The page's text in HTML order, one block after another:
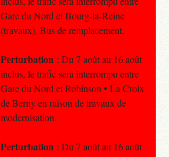
Gare du Nord et Bourg-la-Reine
(travaux). Bus de remplacement.
Perturbation : Du 7 août au 16 août
inclus, le trafic sera interrompu entre
Gare du Nord et Robinson • La Croix
de Berny en raison de travaux de
modernisation.
Perturbation : Du 7 août au 16 août